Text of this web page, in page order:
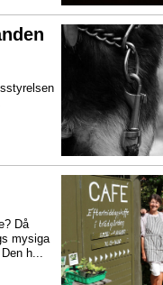
Då
mysiga
h...